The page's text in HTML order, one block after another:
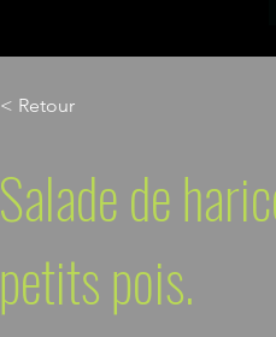
< Retour
Salade de
petits pois.